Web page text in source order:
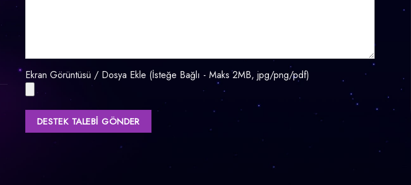
Ekran Görüntüsü / Dosya Ekle (İsteğe Bağlı - Maks 2MB, jpg/png/pdf)